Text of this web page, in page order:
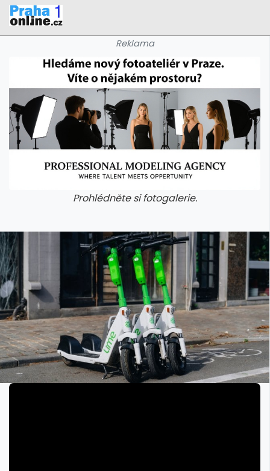
Reklama
Prohlédněte si fotogalerie.